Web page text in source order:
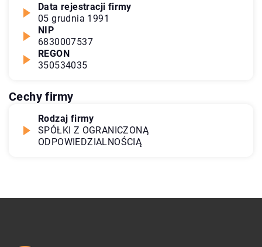
Data rejestracji firmy
05 grudnia 1991
NIP
6830007537
REGON
350534035
Cechy firmy
Rodzaj firmy
SPÓŁKI Z OGRANICZONĄ
ODPOWIEDZIALNOŚCIĄ